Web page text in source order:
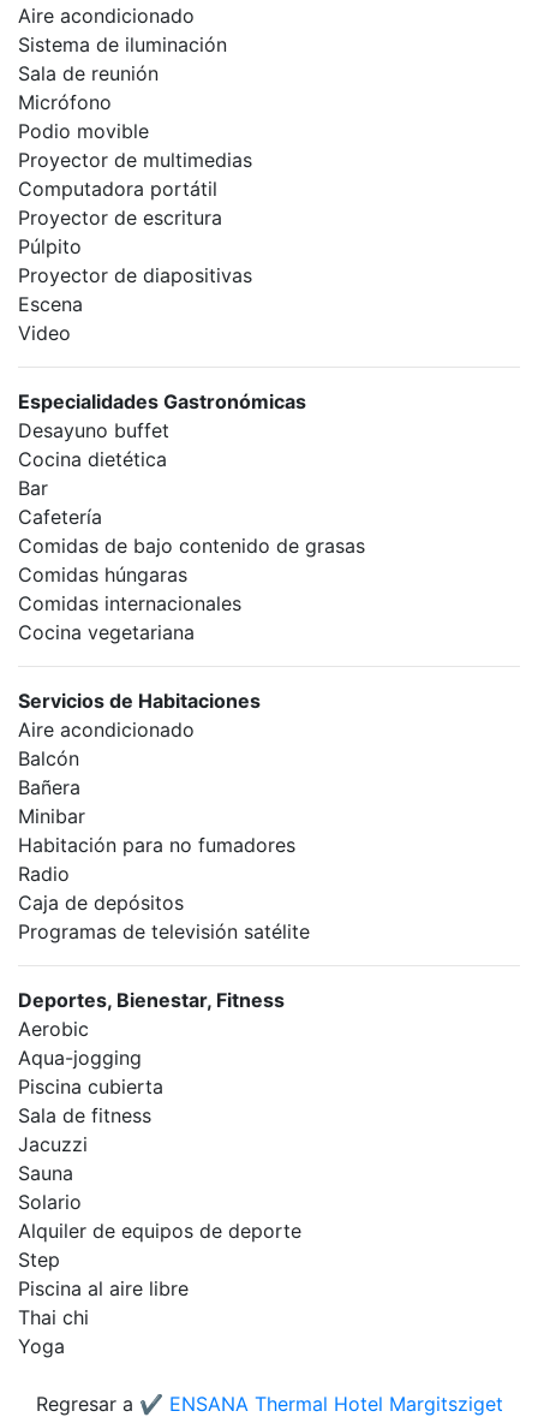
Aire acondicionado
Sistema de iluminación
Sala de reunión
Micrófono
Podio movible
Proyector de multimedias
Computadora portátil
Proyector de escritura
Púlpito
Proyector de diapositivas
Escena
Video
Especialidades Gastronómicas
Desayuno buffet
Cocina dietética
Bar
Cafetería
Comidas de bajo contenido de grasas
Comidas húngaras
Comidas internacionales
Cocina vegetariana
Servicios de Habitaciones
Aire acondicionado
Balcón
Bañera
Minibar
Habitación para no fumadores
Radio
Caja de depósitos
Programas de televisión satélite
Deportes, Bienestar, Fitness
Aerobic
Aqua-jogging
Piscina cubierta
Sala de fitness
Jacuzzi
Sauna
Solario
Alquiler de equipos de deporte
Step
Piscina al aire libre
Thai chi
Yoga
Regresar a ✔️ ENSANA Thermal Hotel Margitsziget